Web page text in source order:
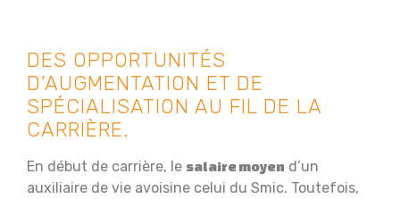
DES OPPORTUNITÉS
D’AUGMENTATION ET DE
SPÉCIALISATION AU FIL DE LA
CARRIÈRE.
En début de carrière, le salaire moyen d’un
auxiliaire de vie avoisine celui du Smic. Toutefois,